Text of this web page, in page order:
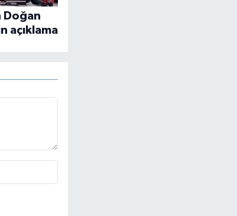
Doğan
açıklama